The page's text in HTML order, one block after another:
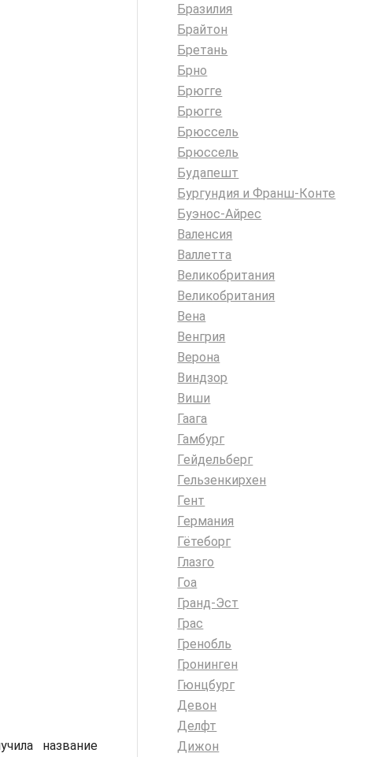
название
Бразилия
Брайтон
Бретань
Брно
Брюгге
Брюгге
Брюссель
Брюссель
Будапешт
Бургундия и Франш-Конте
Буэнос-Айрес
Валенсия
Валлетта
Великобритания
Великобритания
Вена
Венгрия
Верона
Виндзор
Виши
Гаага
Гамбург
Гейдельберг
Гельзенкирхен
Гент
Германия
Гётеборг
Глазго
Гоа
Гранд-Эст
Грас
Гренобль
Гронинген
Гюнцбург
Девон
Делфт
Дижон